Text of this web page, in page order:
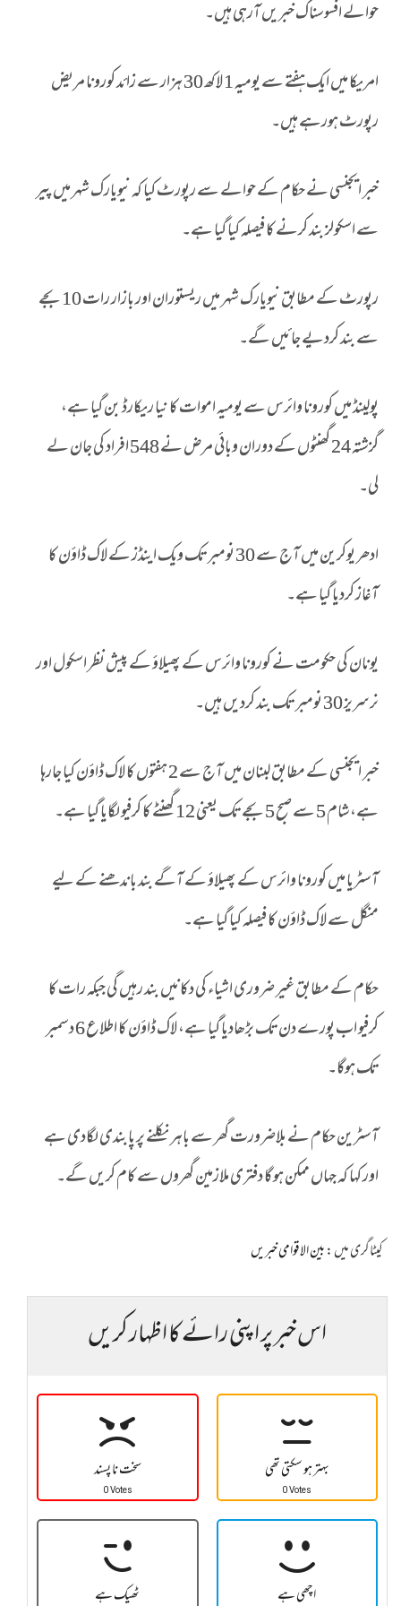
حوالے افسوسناک خبریں آرہی ہیں۔
امریکا میں ایک ہفتے سے یومیہ 1 لاکھ 30 ہزار سے زائد کورونا مریض
رپورٹ ہورہے ہیں۔
خبر ایجنسی نے حکام کے حوالے سے رپورٹ کیا کہ نیویارک شہر میں پیر
سے اسکولز بند کرنے کا فیصلہ کیا گیا ہے۔
رپورٹ کے مطابق نیویارک شہر میں ریستوران اور بازار رات 10 بجے
سے بند کردیے جائیں گے۔
پولینڈ میں کورونا وائرس سے یومیہ اموات کا نیا ریکارڈ بن گیا ہے،
گزشتہ 24 گھنٹوں کے دوران وبائی مرض نے 548 افراد کی جان لے
لی۔
ادھر یوکرین میں آج سے 30 نومبر تک ویک اینڈز کے لاک ڈاؤن کا
آغاز کردیا گیا ہے۔
یونان کی حکومت نے کورونا وائرس کے پھیلاؤ کے پیش نظر اسکول اور
نرسریز 30 نومبر تک بند کردیں ہیں۔
خبر ایجنسی کے مطابق لبنان میں آج سے 2 ہفتوں کا لاک ڈاؤن کیا جارہا
ہے، شام 5 سے صبح 5 بجے تک یعنی 12 گھنٹے کا کرفیو لگایا گیا ہے۔
آسٹریا میں کورونا وائرس کے پھیلاؤ کے آگے بند باندھنے کے لیے
منگل سے لاک ڈاؤن کا فیصلہ کیا گیا ہے۔
حکام کے مطابق غیر ضروری اشیاء کی دکانیں بند رہیں گی جبکہ رات کا
کرفیو اب پورے دن تک بڑھادیا گیا ہے، لاک ڈاؤن کا اطلاع 6 دسمبر
تک ہوگا۔
آسٹرین حکام نے بلاضرورت گھر سے باہر نکلنے پر پابندی لگادی ہے
اور کہا کہ جہاں ممکن ہو گا دفتری ملازمین گھروں سے کام کریں گے۔
کیٹاگری میں :بین الاقوامی خبریں
اس خبر پر اپنی رائے کا اظہار کریں
سخت نا پسند
0 Votes
بہتر ہو سکتی تھی
0 Votes
ٹھیک ہے اچھی ہے